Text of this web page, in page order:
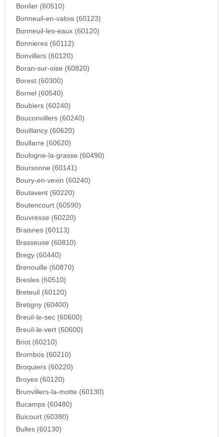
Bonlier (60510)
Bonneuil-en-valois (60123)
Bonneuil-les-eaux (60120)
Bonnieres (60112)
Bonvillers (60120)
Boran-sur-oise (60820)
Borest (60300)
Bornel (60540)
Boubiers (60240)
Bouconvillers (60240)
Bouillancy (60620)
Boullarre (60620)
Boulogne-la-grasse (60490)
Boursonne (60141)
Boury-en-vexin (60240)
Boutavent (60220)
Boutencourt (60590)
Bouvresse (60220)
Braisnes (60113)
Brasseuse (60810)
Bregy (60440)
Brenouille (60870)
Bresles (60510)
Breteuil (60120)
Bretigny (60400)
Breuil-le-sec (60600)
Breuil-le-vert (60600)
Briot (60210)
Brombos (60210)
Broquiers (60220)
Broyes (60120)
Brunvillers-la-motte (60130)
Bucamps (60480)
Buicourt (60380)
Bulles (60130)